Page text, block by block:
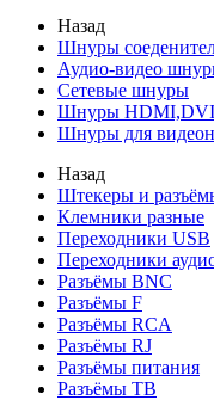
Назад
Шнуры
Аудио-видео
Сетевые шнуры
Шнуры
Шнуры для
Назад
Штекеры и
Клемники разные
Переходники USB
Переходники
Разъёмы BNC
Разъёмы F
Разъёмы RCA
Разъёмы RJ
Разъёмы питания
Разъёмы ТВ